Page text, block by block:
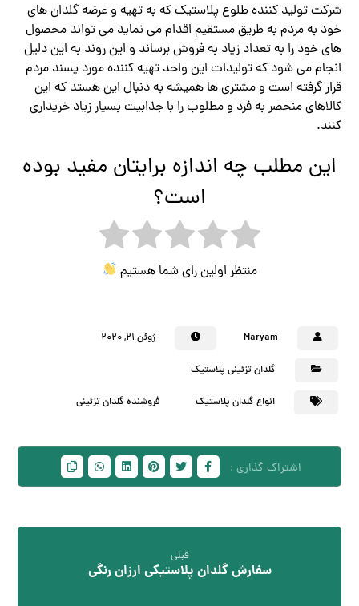
شرکت تولید کننده طلوع پلاستیک که به تهیه و عرضه گلدان های
خود به مردم به طریق مستقیم اقدام می نماید می تواند محصول
های خود را به تعداد زیاد به فروش برساند و این روند به این دلیل
انجام می شود که تولیدات این واحد تهیه کننده مورد پسند مردم
قرار گرفته است و مشتری ها همیشه به دنبال این هستد که این
کالاهای منحصر به فرد و مطلوب را با جذابیت بسیار زیاد خریداری
کنند.
این مطلب چه اندازه برایتان مفید بوده
است؟
منتظر اولین رای شما هستیم
Maryam ژوئن ۲۱, ۲۰۲۰
گلدان تزئینی پلاستیک
انواع گلدان پلاستیک فروشنده گلدان تزئینی
قبلی
سفارش گلدان پلاستیکی ارزان رنگی